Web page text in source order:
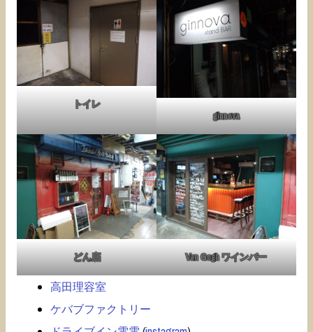
トイレ
ginnova
どん底 Van Gogh ワインバー
高田理容室
ケバブファクトリー